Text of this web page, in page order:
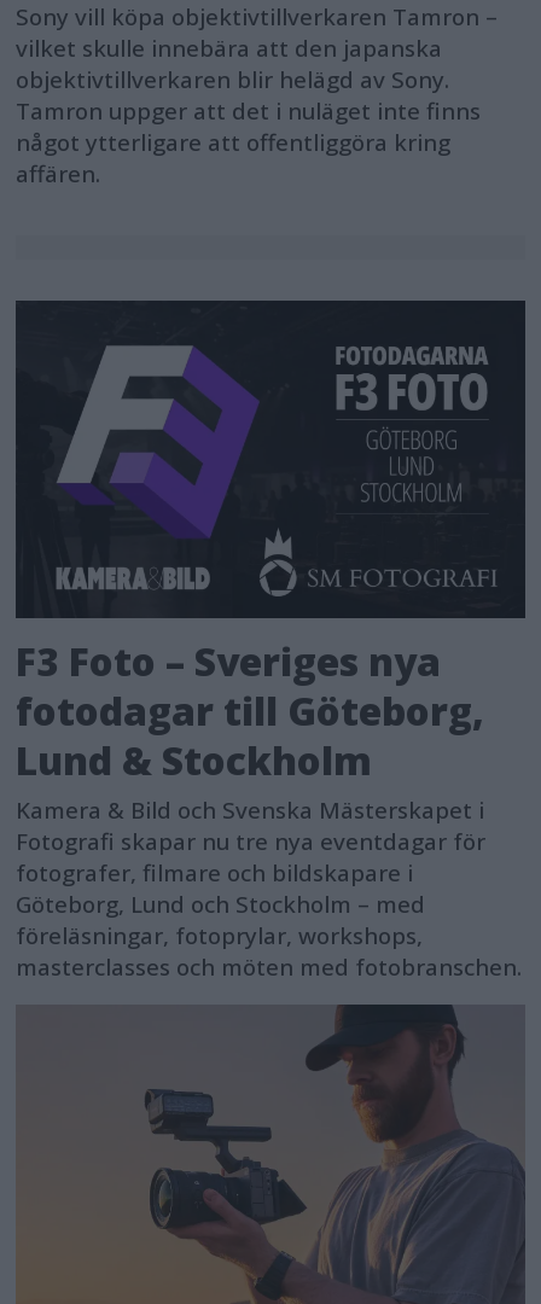
Sony vill köpa objektivtillverkaren Tamron –
vilket skulle innebära att den japanska
objektivtillverkaren blir helägd av Sony.
Tamron uppger att det i nuläget inte finns
något ytterligare att offentliggöra kring
affären.
F3 Foto – Sveriges nya
fotodagar till Göteborg,
Lund & Stockholm
Kamera & Bild och Svenska Mästerskapet i
Fotografi skapar nu tre nya eventdagar för
fotografer, filmare och bildskapare i
Göteborg, Lund och Stockholm – med
föreläsningar, fotoprylar, workshops,
masterclasses och möten med fotobranschen.